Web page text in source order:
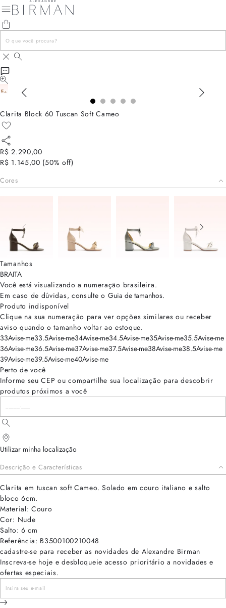
Clarita Block 60 Tuscan Soft Cameo
R$ 2.290,00
R$ 1.145,00 (50% off)
Cores
Tamanhos
BRAITA
Você está visualizando a numeração brasileira.
Em caso de dúvidas, consulte o Guia de tamanhos.
Produto indisponível
Clique na sua numeração para ver opções similares ou receber
aviso quando o tamanho voltar ao estoque.
33Avise-me33.5Avise-me34Avise-me34.5Avise-me35Avise-me35.5Avise-me
36Avise-me36.5Avise-me37Avise-me37.5Avise-me38Avise-me38.5Avise-me
39Avise-me39.5Avise-me40Avise-me
Perto de você
Informe seu CEP ou compartilhe sua localização para descobrir
produtos próximos a você
Utilizar minha localização
Descrição e Características
Clarita em tuscan soft Cameo. Solado em couro italiano e salto
bloco 6cm.
Material: Couro
Cor: Nude
Salto: 6 cm
Referência: B3500100210048
cadastre-se para receber as novidades de Alexandre Birman
Inscreva-se hoje e desbloqueie acesso prioritário a novidades e
ofertas especiais.